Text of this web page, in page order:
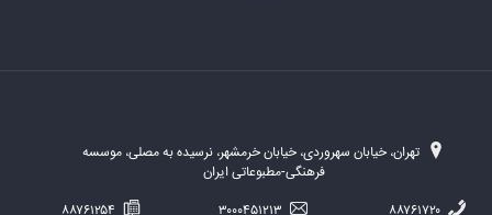
تهران، خیابان سهروردی، خیابان خرمشهر، نرسیده به مصلی، موسسه
فرهنگی-مطبوعاتی ایران